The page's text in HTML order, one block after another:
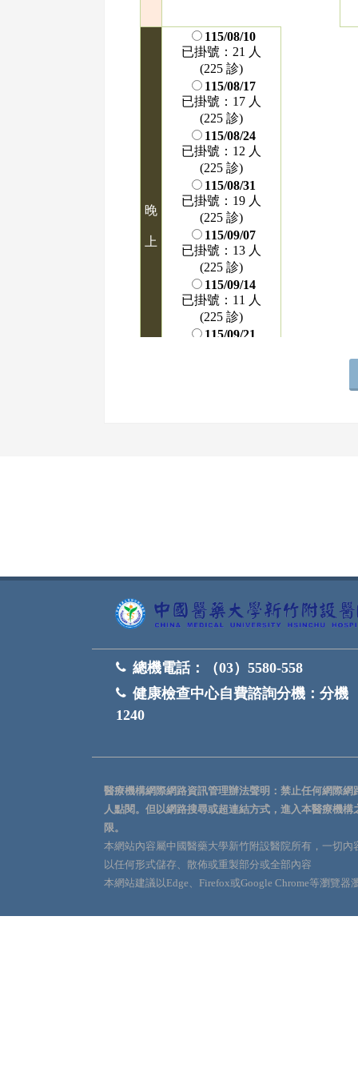
總機電話：
（03）5580-558
健康檢查中心自費諮詢分機： 分機
1240
醫療機構網際網路資訊管理辦法聲明：禁止任何網際
人點閱。但以網路搜尋或超連結方式，進入本醫療機
限。
本網站內容屬中國醫藥大學新竹附設醫院所有，一切
以任何形式儲存、散佈或重製部分或全部內容
本網站建議以Edge、Firefox或Google Chrome等瀏覽器